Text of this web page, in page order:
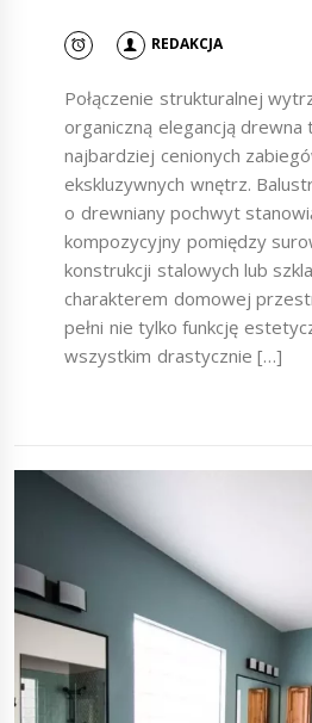
REDAKCJA
Połączenie strukturalnej
organiczną elegancją drewna
najbardziej cenionych
ekskluzywnych wnętrz.
o drewniany pochwyt
kompozycyjny pomiędzy
konstrukcji stalowych lub
charakterem domowej
pełni nie tylko funkcję
wszystkim drastycznie […]